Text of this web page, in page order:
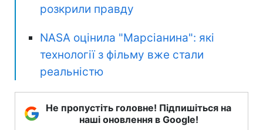
розкрили правду
NASA оцінила "Марсіанина": які
технології з фільму вже стали
реальністю
Не пропустіть головне! Підпишіться на
наші оновлення в Google!